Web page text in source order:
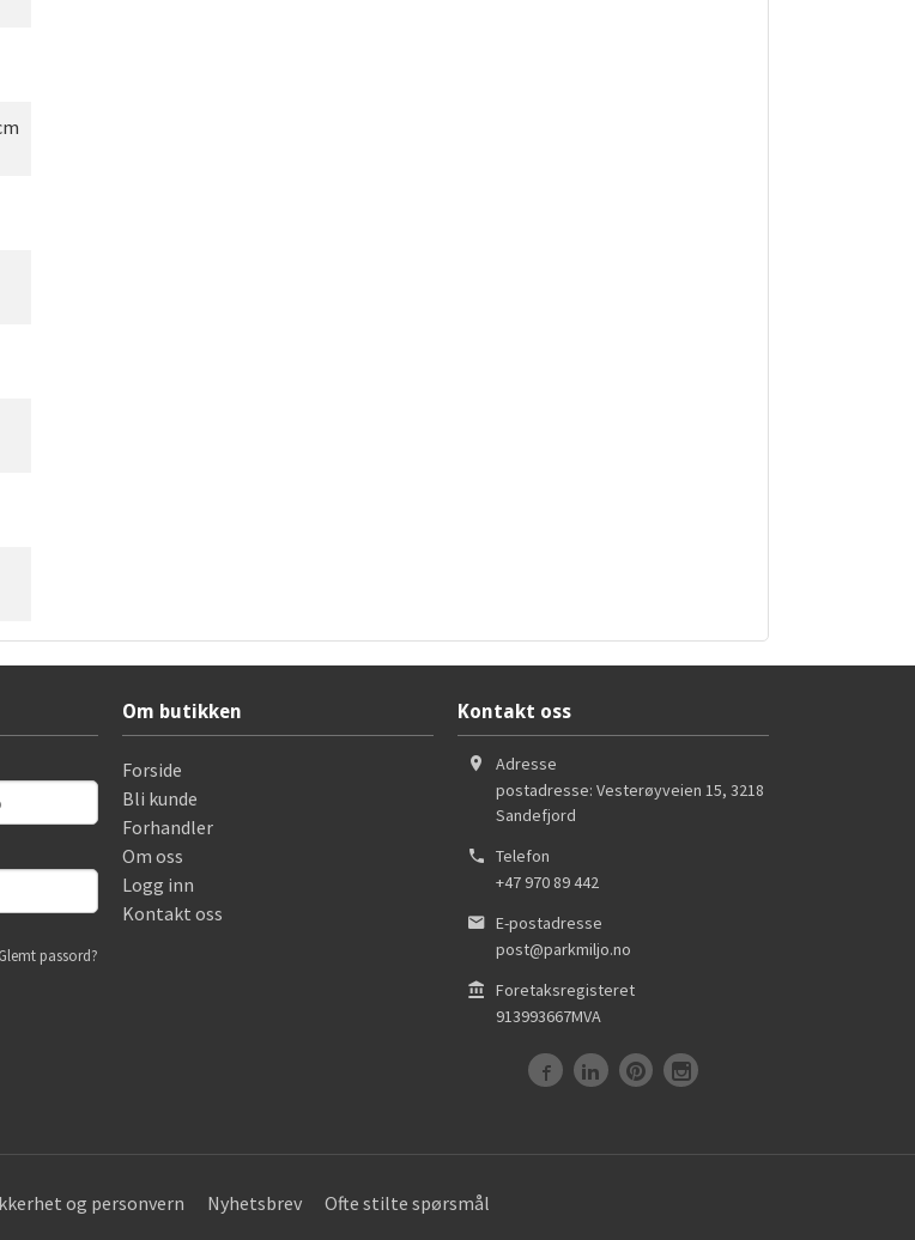
Glemt passord?
Om butikken
Forside
Bli kunde
Forhandler
Om oss
Logg inn
Kontakt oss
Kontakt oss
Adresse
postadresse: Vesterøyveien 15, 3218
Sandefjord
Telefon
+47 970 89 442
E-postadresse
post@parkmiljo.no
Foretaksregisteret
913993667MVA
og personvern Nyhetsbrev Ofte stilte spørsmål